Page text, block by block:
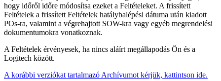
hogy időről időre módosítsa ezeket a Feltételeket. A frissített
Feltételek a frissített Feltételek hatálybalépési dátuma után kiadott
POs-ra, valamint a végrehajtott SOW-kra vagy egyéb megrendelési
dokumentumokra vonatkoznak.
A Feltételek érvényesek, ha nincs aláírt megállapodás Ön és a
Logitech között.
A korábbi verziókat tartalmazó Archívumot kérjük, kattintson ide.